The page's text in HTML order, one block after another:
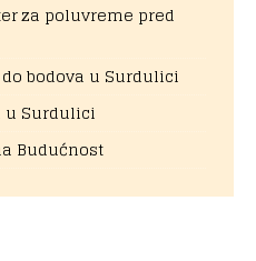
za poluvreme pred
bodova u Surdulici
u Surdulici
Budućnost